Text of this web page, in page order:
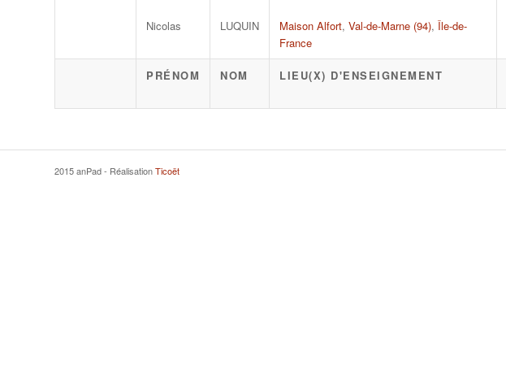
Nicolas LUQUIN Maison Alfort, Val-de-Marne (94), Île-de-
France
PRÉNOM NOM LIEU(X) D'ENSEIGNEMENT
2015 anPad - RéalisationTicoët